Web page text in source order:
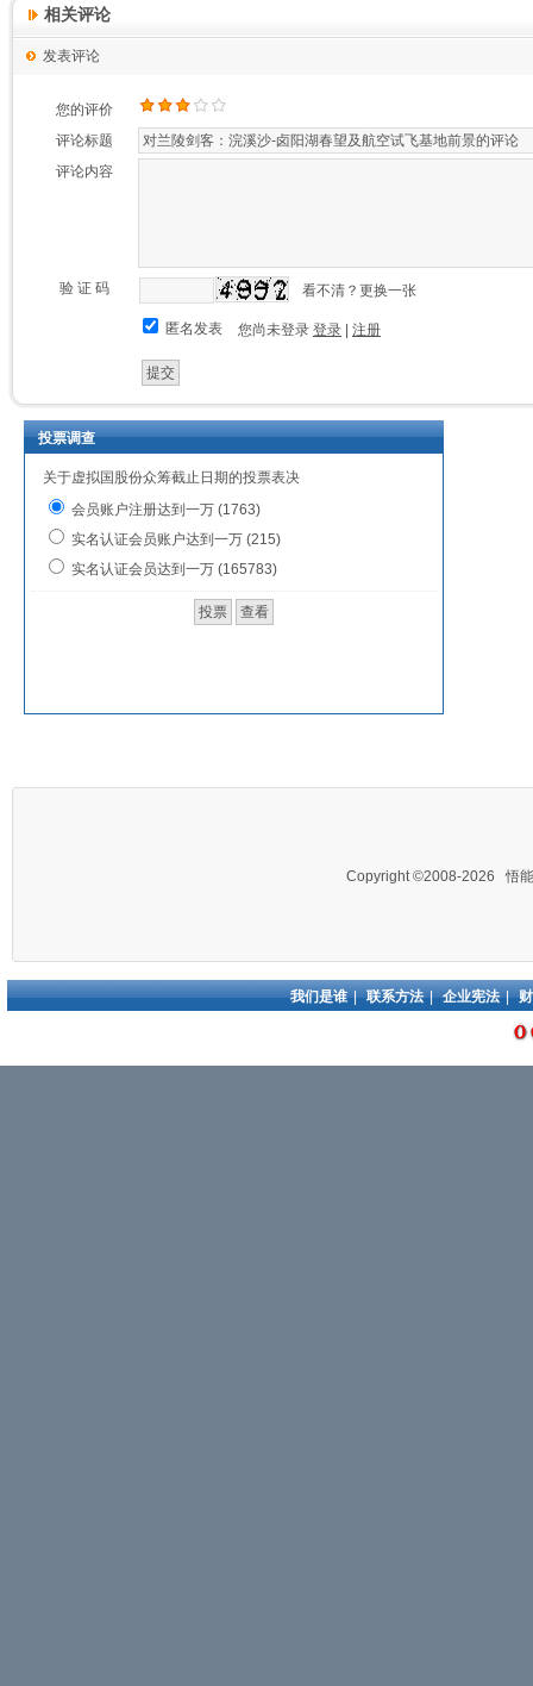
相关评论
发表评论
您的评价
评论标题
评论内容
验 证 码 看不清？更换一张
匿名发表 您尚未登录 登录 注册
投票调查
关于虚拟国股份众筹截止日期的投票表决
会员账户注册达到一万 (1763)
实名认证会员账户达到一万 (215)
实名认证会员达到一万 (165783)
Copyright ©2008-2026 悟
我们是谁 | 联系方法 | 企业宪法 |